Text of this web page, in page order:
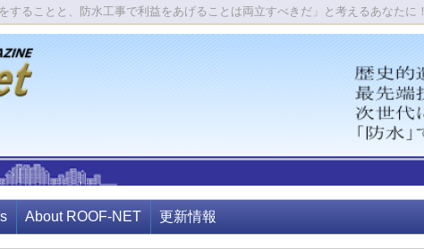
することと、防水工事で利益をあげることは両立すべきだ」と考えるあなたに
About ROOF-NET 更新情報